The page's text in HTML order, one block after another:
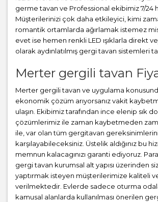
germe tavan ve Professional ekibimiz 7/24
Müşterilerinizi çok daha etkileyici, kimi
romantik ortamlarda ağırlamak istemez
evet ise hemen renkli LED ışıklarla direkt
olarak aydınlatılmış gergi tavan sistemleri
Merter gergili tavan
Merter gergili tavan ve uygulama
ekonomik çözüm arıyorsanız vakit
ulaşın. Ekibimiz tarafından ince elenip sık
çözümlerimiz ile zaman kaybetmeden
ile, var olan tüm gergitavan
karşılayabileceksiniz. Üstelik aldığınız bu
memnun kalacagınızı garanti ediyoruz.
gergi tavan kurumsal alt yapısı üzerinden
yaptırmak isteyen müşterilerimize kaliteli
verilmektedir. Evlerde sadece oturma
kamusal alanlarda kullanılması önerilen